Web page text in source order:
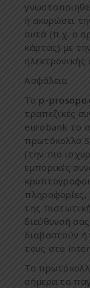
γνωστοπ
ή ακυρώσει
αυτά (π.χ. ο
κάρτας) με την
ηλεκτρονικής
Ασφάλεια
Το p-
τραπεζικές
eurobank το ο
πρωτόκολλο
(την πιο
ε μπορικές
κρυπ
πληροφορίες,
της π
διεύθυνσή σας
διαβαστούν ή
τους στο
Το π
σήμερα το π